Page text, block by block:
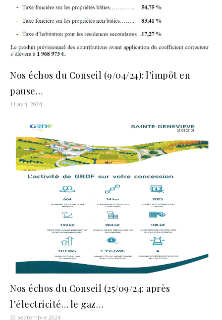
Nos échos du Conseil (9/04/24): l’impôt en
pause…
11 avril 2024
Nos échos du Conseil (25/09/24: après
l’électricité… le gaz…
30 septembre 2024